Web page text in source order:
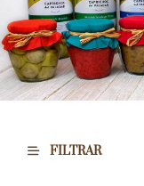
FILTRAR